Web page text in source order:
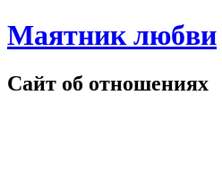
Маятник любви
Сайт об отношениях